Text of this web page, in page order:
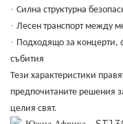
· Силна структурна
· Лесен транспорт между
· Подходящо за концерти,
събития
Тези характеристики
предпочитаните решения
целия свят.